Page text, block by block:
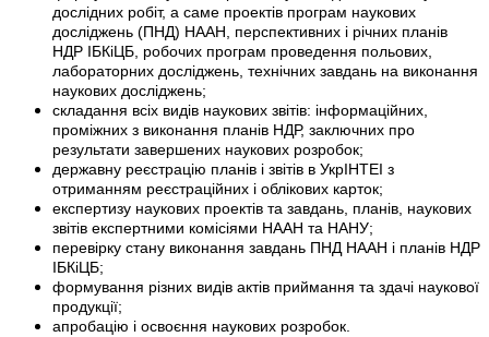
дослідних робіт, а саме проектів програм наукових
досліджень (ПНД) НААН, перспективних і річних планів
НДР ІБКіЦБ, робочих програм проведення польових,
лабораторних досліджень, технічних завдань на виконання
наукових досліджень;
складання всіх видів наукових звітів: інформаційних,
проміжних з виконання планів НДР, заключних про
результати завершених наукових розробок;
державну реєстрацію планів і звітів в УкрІНТЕІ з
отриманням реєстраційних і облікових карток;
експертизу наукових проектів та завдань, планів, наукових
звітів експертними комісіями НААН та НАНУ;
перевірку стану виконання завдань ПНД НААН і планів НДР
ІБКіЦБ;
формування різних видів актів приймання та здачі наукової
продукції;
апробацію і освоєння наукових розробок.